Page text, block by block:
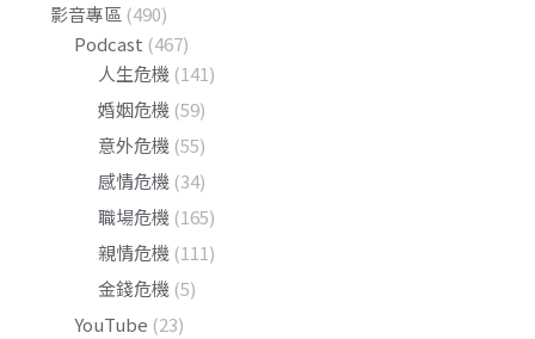
影音專區 (490)
Podcast (467)
人生危機 (141)
婚姻危機 (59)
意外危機 (55)
感情危機 (34)
職場危機 (165)
親情危機 (111)
金錢危機 (5)
YouTube (23)